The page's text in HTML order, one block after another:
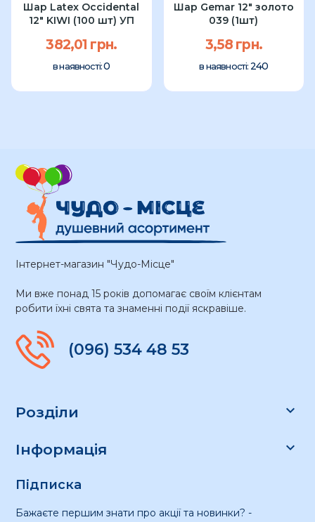
Шар Latex Occidental
12" KIWI (100 шт) УП
382,01 грн.
в наявності:0
Шар Gemar 12" золото
039 (1шт)
3,58 грн.
в наявності: 240
Інтернет-магазин "Чудо-Місце"
Ми вже понад 15 років допомагає своїм клієнтам
робити їхні свята та знаменні події яскравіше.
(096) 534 48 53
Розділи 
Інформація 
Підписка
Бажаєте першим знати про акції та новинки? -